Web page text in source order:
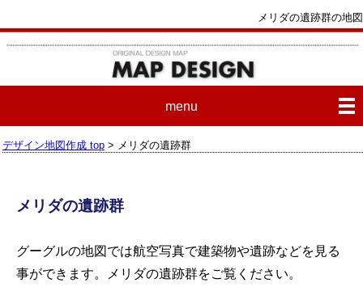
メリダの遺跡群の地図
menu
デザイン地図作成 top > メリダの遺跡群
メリダの遺跡群
グーグルの地図では航空写真で建築物や遺跡などを見る
事ができます。
メリダの遺跡群をご覧ください。